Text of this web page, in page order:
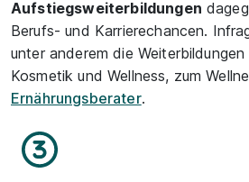
Aufstiegsweiterbildungen
Berufs- und Karrierechancen.
unter anderem die
Kosmetik und Wellness, zum
Ernährungsberater.